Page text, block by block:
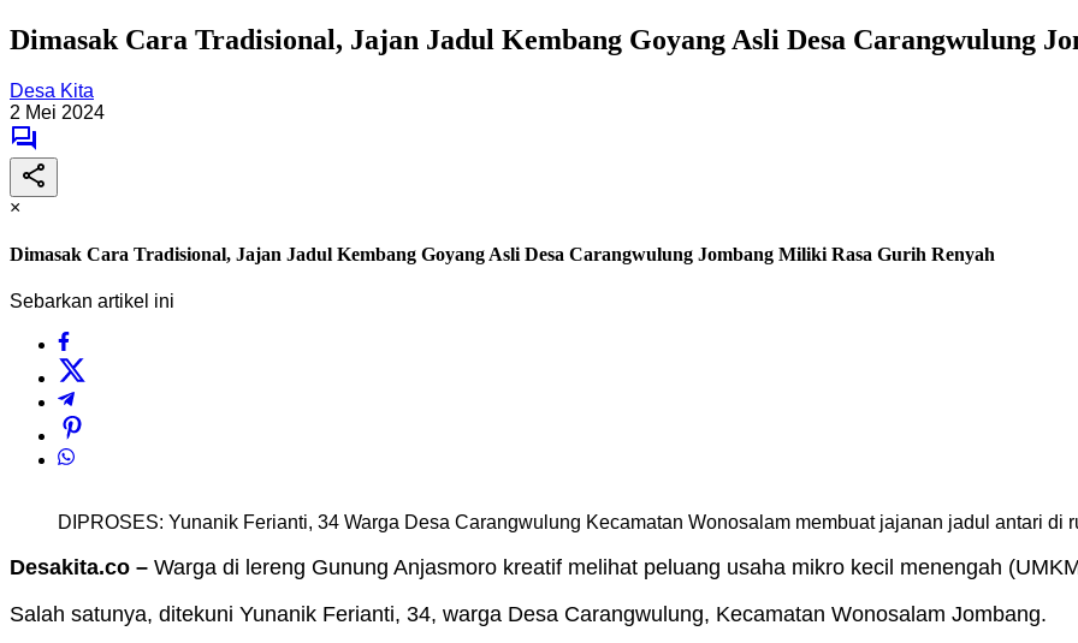
Dimasak Cara Tradisional, Jajan Jadul Kembang Goyang Asli Desa Carangwulung
Desa Kita
2 Mei 2024
×
Dimasak Cara Tradisional, Jajan Jadul Kembang Goyang Asli Desa Carangwulung Jombang Miliki Rasa Gurih Renyah
Sebarkan artikel ini
DIPROSES: Yunanik Ferianti, 34 Warga Desa Carangwulung Kecamatan Wonosalam membuat jajanan jadul antari di
Desakita.co – Warga di lereng Gunung Anjasmoro kreatif melihat peluang usaha mikro kecil menengah
Salah satunya, ditekuni Yunanik Ferianti, 34, warga Desa Carangwulung, Kecamatan Wonosalam Jombang.